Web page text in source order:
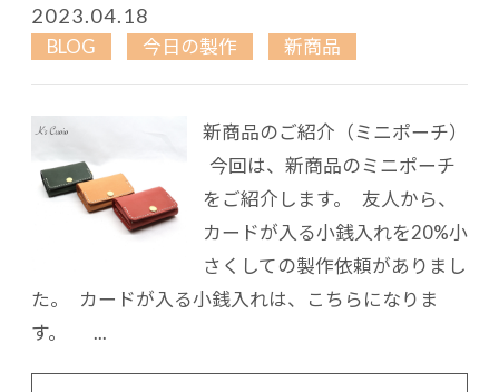
2023.04.18
BLOG 今日の製作 新商品
新商品のご紹介（ミニポーチ）
今回は、新商品のミニポーチ
をご紹介します。 友人から、
カードが入る小銭入れを20%小
さくしての製作依頼がありまし
た。 カードが入る小銭入れは、こちらになりま
す。 ...